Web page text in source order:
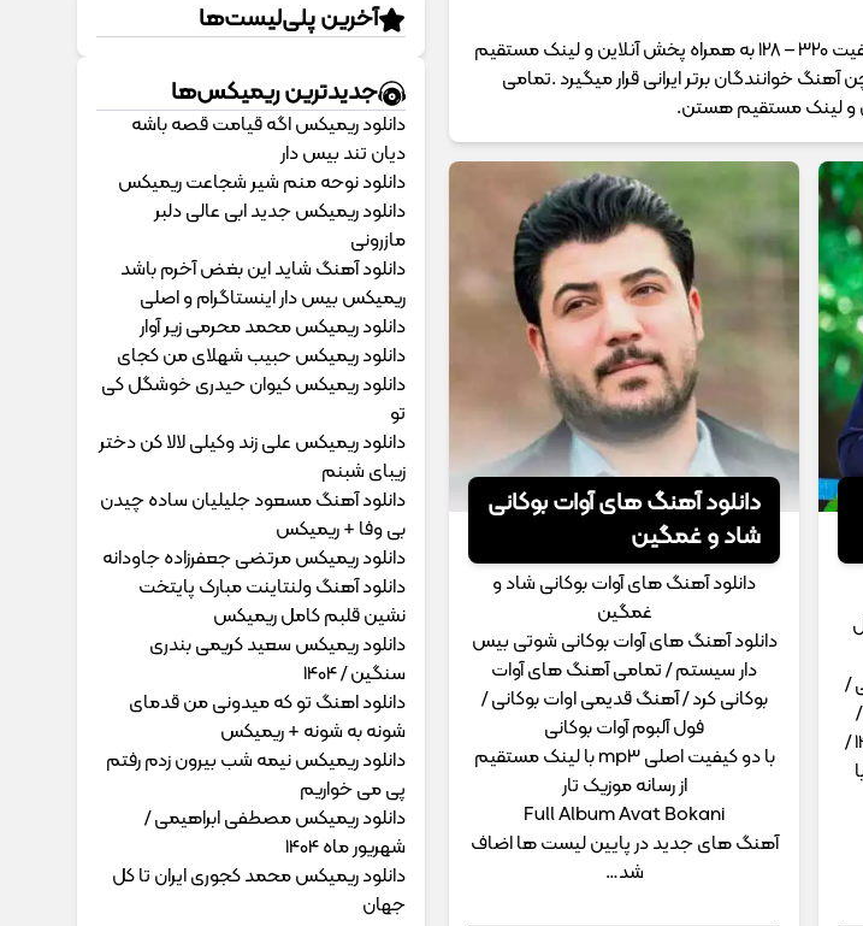
دانلود آهنگ پرطرفدار ایرانی با بهترین کیفیت 320 – 128 به همراه پخش آنلاین و لینک مستقیم
آهنگ خوانندگان برتر ایرانی قرار میگیرد .تمامی
و لینک مستقیم هستن.
/
دانلود آهنگ جدید مالک عزیزخانی 1405 /
دانلود آهنگ های آوات بوکانی
شاد و غمگین
دانلود آهنگ های آوات بوکانی شاد و
غمگین
دانلود آهنگ های آوات بوکانی شوتی بیس
دار سیستم / تمامی آهنگ های آوات
بوکانی کرد / آهنگ قدیمی اوات بوکانی /
فول آلبوم آوات بوکانی
با دو کیفیت اصلی mp3 با لینک مستقیم
از رسانه موزیک تار
Full Album Avat Bokani
آهنگ های جدید در پایین لیست ها اضاف
شد…
آخرین پلی‌لیست‌ها
جدیدترین ریمیکس‌ها
دانلود ریمیکس اگه قیامت قصه باشه
دیان تند بیس دار
دانلود نوحه منم شیر شجاعت ریمیکس
دانلود ریمیکس جدید ابی عالی دلبر
مازرونی
دانلود آهنگ شاید این بغض آخرم باشد
ریمیکس بیس دار اینستاگرام و اصلی
دانلود ریمیکس محمد محرمی زیر آوار
دانلود ریمیکس حبیب شهلای من کجای
دانلود ریمیکس کیوان حیدری خوشگل کی
تو
دانلود ریمیکس علی زند وکیلی لالا کن دختر
زیبای شبنم
دانلود آهنگ مسعود جلیلیان ساده چیدن
بی وفا + ریمیکس
دانلود ریمیکس مرتضی جعفرزاده جاودانه
دانلود آهنگ ولنتاینت مبارک پایتخت
نشین قلبم کامل ریمیکس
دانلود ریمیکس سعید کریمی بندری
سنگین / 1404
دانلود اهنگ تو که میدونی من قدمای
شونه به شونه + ریمیکس
دانلود ریمیکس نیمه شب بیرون زدم رفتم
پی می خواریم
دانلود ریمیکس مصطفی ابراهیمی /
شهریور ماه 1404
دانلود ریمیکس محمد کجوری ایران تا کل
جهان